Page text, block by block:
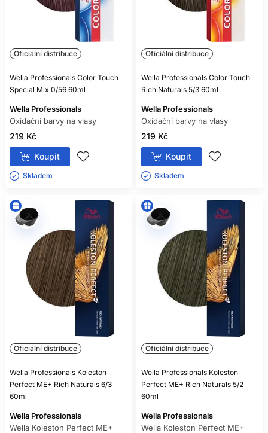
Oficiální distribuce
Wella Professionals Color Touch
Special Mix 0/56 60ml
Wella Professionals
Oxidační barvy na vlasy
219 Kč
Koupit
Skladem ㅤ
Oficiální distribuce
Wella Professionals Color Touch
Rich Naturals 5/3 60ml
Wella Professionals
Oxidační barvy na vlasy
219 Kč
Koupit
Skladem ㅤ
Oficiální distribuce
Wella Professionals Koleston
Perfect ME+ Rich Naturals 6/3
60ml
Wella Professionals
Wella Koleston Perfect ME+
Oficiální distribuce
Wella Professionals Koleston
Perfect ME+ Rich Naturals 5/2
60ml
Wella Professionals
Wella Koleston Perfect ME+